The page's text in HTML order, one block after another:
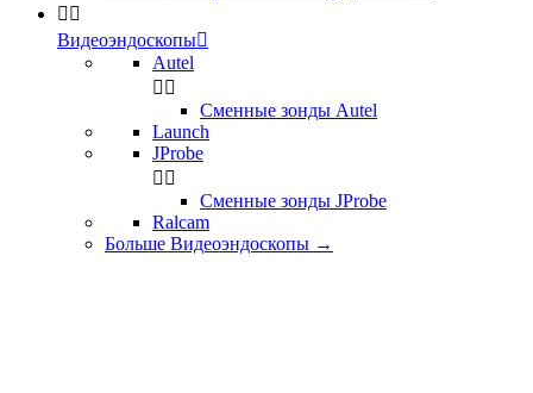
 
Видеоэндоскопы
Autel
 
Сменные зонды Autel
Launch
JProbe
 
Сменные зонды JProbe
Ralcam
Больше Видеоэндоскопы →